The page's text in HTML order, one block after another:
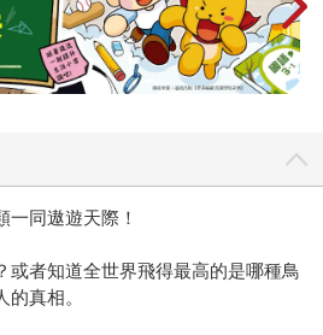
一同遨遊天際！
或者知道全世界飛得最高的是哪種鳥
真相。